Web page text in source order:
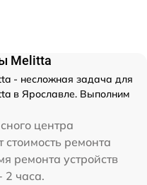
Melitta
- несложная задача для
в Ярославле. Выполним
центра
стоимость ремонта
ремонта устройств
2 часа.